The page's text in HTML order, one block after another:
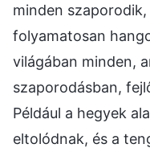
minden
folyamatosan
világában minden,
szaporodásban,
Például a hegyek
eltolódnak, és a